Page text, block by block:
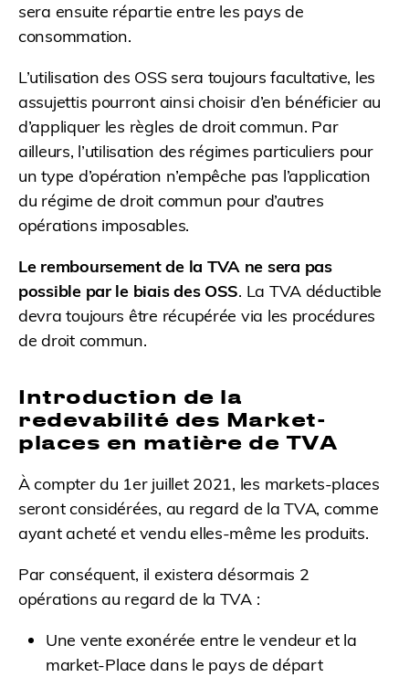
sera ensuite répartie entre les pays de
consommation.
L’utilisation des OSS sera toujours facultative, les
assujettis pourront ainsi choisir d’en bénéficier au
d’appliquer les règles de droit commun. Par
ailleurs, l’utilisation des régimes particuliers pour
un type d’opération n’empêche pas l’application
du régime de droit commun pour d’autres
opérations imposables.
Le remboursement de la TVA ne sera pas
possible par le biais des OSS. La TVA déductible
devra toujours être récupérée via les procédures
de droit commun.
Introduction de la
redevabilité des Market-
places en matière de TVA
À compter du 1er juillet 2021, les markets-places
seront considérées, au regard de la TVA, comme
ayant acheté et vendu elles-même les produits.
Par conséquent, il existera désormais 2
opérations au regard de la TVA :
Une vente exonérée entre le vendeur et la
market-Place dans le pays de départ